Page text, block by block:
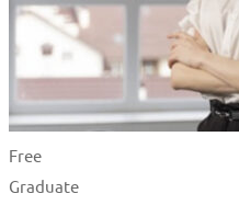
Free
Graduate